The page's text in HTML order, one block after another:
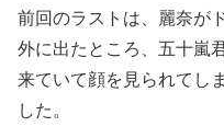
前回のラストは、麗奈が
外に出たところ、五十嵐
来ていて顔を見られてし
した。